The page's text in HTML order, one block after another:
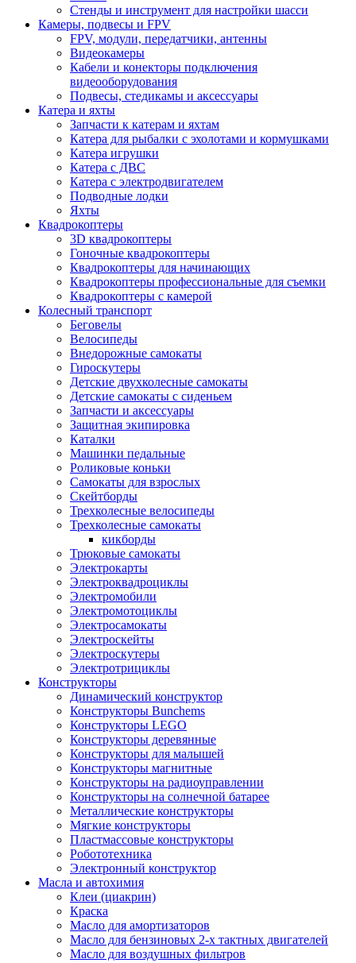
Стенды и инструмент для настройки шасси
Камеры, подвесы и FPV
FPV, модули, передатчики, антенны
Видеокамеры
Кабели и конекторы подключения
видеооборудования
Подвесы, стедикамы и аксессуары
Катера и яхты
Запчасти к катерам и яхтам
Катера для рыбалки с эхолотами и кормушками
Катера игрушки
Катера с ДВС
Катера с электродвигателем
Подводные лодки
Яхты
Квадрокоптеры
3D квадрокоптеры
Гоночные квадрокоптеры
Квадрокоптеры для начинающих
Квадрокоптеры профессиональные для съемки
Квадрокоптеры с камерой
Колесный транспорт
Беговелы
Велосипеды
Внедорожные самокаты
Гироскутеры
Детские двухколесные самокаты
Детские самокаты с сиденьем
Запчасти и аксессуары
Защитная экипировка
Каталки
Машинки педальные
Роликовые коньки
Самокаты для взрослых
Скейтборды
Трехколесные велосипеды
Трехколесные самокаты
кикборды
Трюковые самокаты
Электрокарты
Электроквадроциклы
Электромобили
Электромотоциклы
Электросамокаты
Электроскейты
Электроскутеры
Электротрициклы
Конструкторы
Динамический конструктор
Конструкторы Bunchems
Конструкторы LEGO
Конструкторы деревянные
Конструкторы для малышей
Конструкторы магнитные
Конструкторы на радиоуправлении
Конструкторы на солнечной батарее
Металлические конструкторы
Мягкие конструкторы
Пластмассовые конструкторы
Робототехника
Электронный конструктор
Масла и автохимия
Клеи (циакрин)
Краска
Масло для амортизаторов
Масло для бензиновых 2-х тактных двигателей
Масло для воздушных фильтров